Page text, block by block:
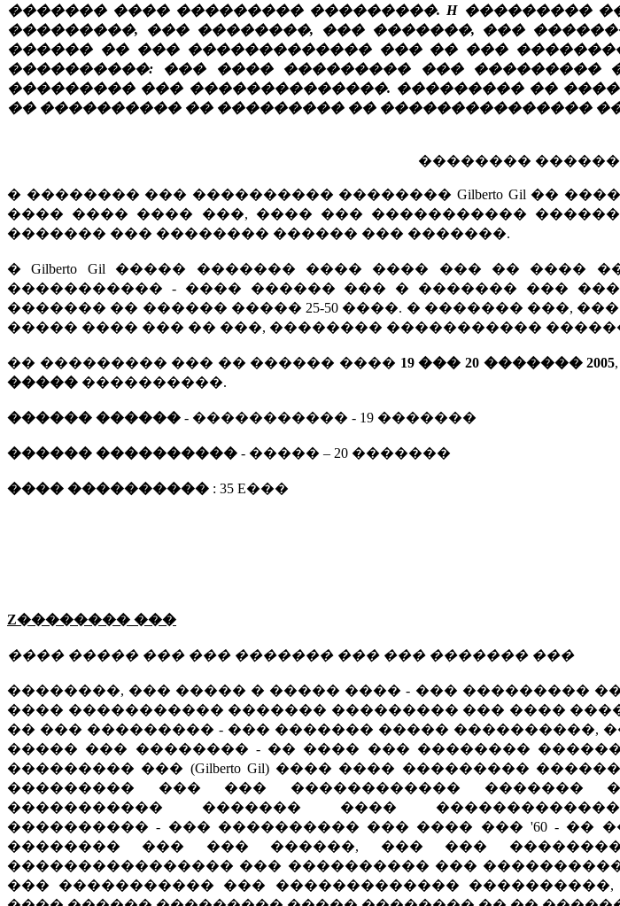
������� ���� ��������� ���������. H ���������
���������, ��� ��������, ��� �������, ���
������ �� ��� ������������� ��� �� ���
����������: ��� ���� ��������� ��� ���������
��������� ��� ��������������. ��������� ��
�� ���������� �� ��������� �� ���������������
��������
� �������� ��� ���������� �������� Gilberto Gil ��
���� ���� ���� ���, ���� ��� �����������
������� ��� �������� ������ ��� �������.
� Gilberto Gil ����� ������� ���� ���� ��� �� ����
����������� - ���� ������ ��� � ������� ���
������� �� ������ ����� 25-50 ����. � ������� ���,
����� ���� ��� �� ���, �������� �����������
�� ��������� ��� �� ������ ���� 19 ��� 20 ������� 2005
����� ����������.
������ ������ - ����������� - 19 �������
������ ���������� - ����� – 20 �������
���� ���������� : 35 E���
Z�������� ���
���� ����� ��� ��� ������� ��� ��� ������� ���
��������, ��� ����� � ����� ���� - ��� ���������
���� ����������� ������� ��������� ��� ����
�� ��� ��������� - ��� ������� ����� ����������,
����� ��� �������� - �� ���� ��� ��������
��������� ��� (Gilberto Gil) ���� ���� ���������
��������� ��� ��� ������������ �������
����������� ������� ����
���������� - ��� ���������� ��� ���� ��� '60 - ��
�������� ��� ��� ������, ��� ���
���������������� ��� ���������� ���
��� ����������� ��� �������������